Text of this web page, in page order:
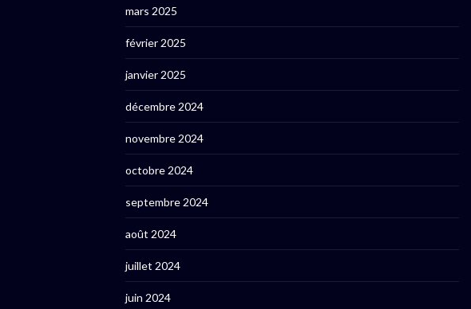
mars 2025
février 2025
janvier 2025
décembre 2024
novembre 2024
octobre 2024
septembre 2024
août 2024
juillet 2024
juin 2024